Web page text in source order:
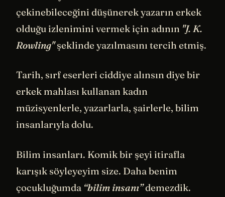
çekinebileceğini düşünerek yazarın erkek
olduğu izlenimini vermek için adının "J. K.
Rowling"şeklinde yazılmasını tercih etmiş.
Tarih, sırf eserleri ciddiye alınsın diye bir
erkek mahlası kullanan kadın
müzisyenlerle, yazarlarla, şairlerle, bilim
insanlarıyla dolu.
Bilim insanları. Komik bir şeyi itirafla
karışık söyleyeyim size. Daha benim
çocukluğumda “bilim insanı”demezdik.